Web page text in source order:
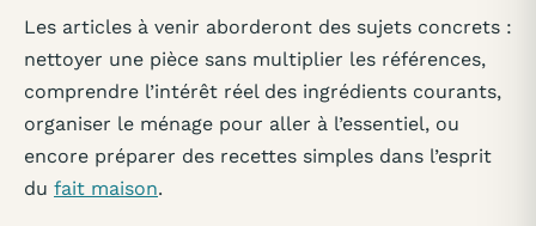
Les articles à venir aborderont des sujets concrets :
nettoyer une pièce sans multiplier les références,
comprendre l’intérêt réel des ingrédients courants,
organiser le ménage pour aller à l’essentiel, ou
encore préparer des recettes simples dans l’esprit
du fait maison.